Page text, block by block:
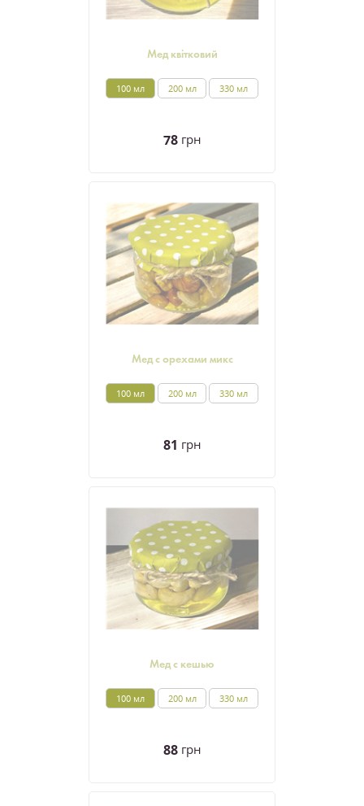
Мед квітковий
100 мл 200 мл 330 мл
78 грн
Мед с орехами микс
100 мл 200 мл 330 мл
81 грн
Мед с кешью
100 мл 200 мл 330 мл
88 грн